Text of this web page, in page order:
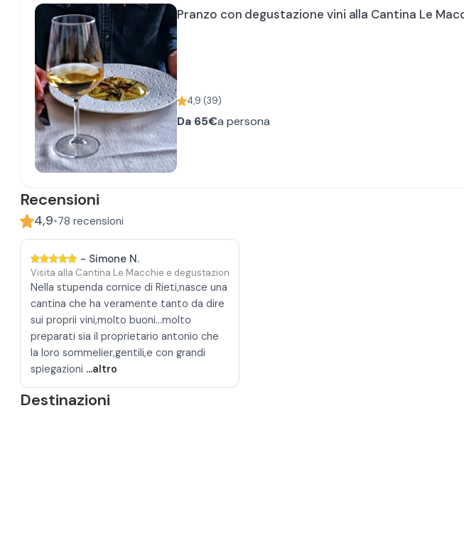
Pranzo con degustazione vini alla Cantina Le
4,9 (39)
Da 65€a persona
Recensioni
4,9•78 recensioni
- Simone N.
Visita alla Cantina Le Macchie e degustazione vini a Rieti
Nella stupenda cornice di Rieti,nasce una
cantina che ha veramente tanto da dire
sui proprii vini,molto buoni...molto
preparati sia il proprietario antonio che
la loro sommelier,gentili,e con grandi
spiegazioni ...altro
Destinazioni